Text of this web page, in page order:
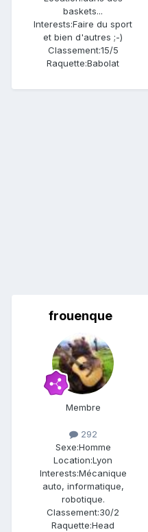
baskets...
Interests:Faire du sport
et bien d'autres ;-)
Classement:15/5
Raquette:Babolat
frouenque
Membre
292
Sexe:Homme
Location:Lyon
Interests:Mécanique
auto, informatique,
robotique.
Classement:30/2
Raquette:Head